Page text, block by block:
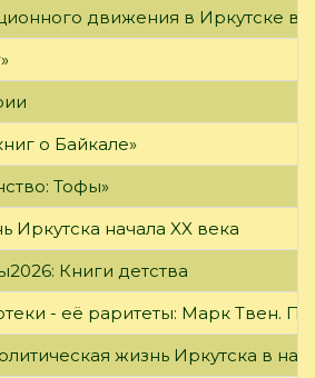
движения в Иркутске в
о Байкале»
Тофы»
Иркутска начала XX века
Книги детства
- её раритеты: Марк Твен.
жизнь Иркутска в